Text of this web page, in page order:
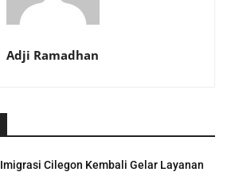
Adji Ramadhan
Imigrasi Cilegon Kembali Gelar Layanan